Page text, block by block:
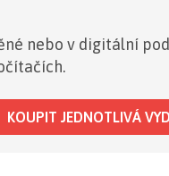
nebo v digitální
KOUPIT JEDNOTLIVÁ